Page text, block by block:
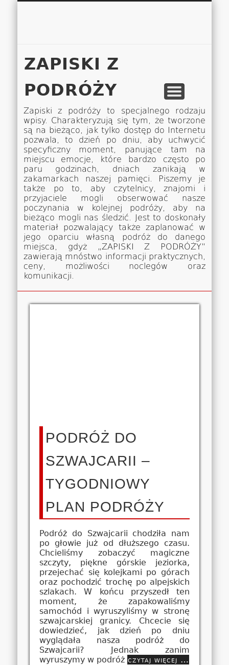
O NAS
EUROPA A-M
EUROPA N-Z
AZJA
AFRYKA
AMERYKA
OCEANIA
MAPA
WSPÓŁPRACA
KONTAKT
ZAPISKI Z
PODRÓŻY
Zapiski z podróży to specjalnego rodzaju
wpisy. Charakteryzują się tym, że tworzone
są na bieżąco, jak tylko dostęp do Internetu
pozwala, to dzień po dniu, aby uchwycić
specyficzny moment, panujące tam na
miejscu emocje, które bardzo często po
paru godzinach, dniach zanikają w
zakamarkach naszej pamięci. Piszemy je
także po to, aby czytelnicy, znajomi i
przyjaciele mogli obserwować nasze
poczynania w kolejnej podróży, aby na
bieżąco mogli nas śledzić. Jest to doskonały
materiał pozwalający także zaplanować w
jego oparciu własną podróż do danego
miejsca, gdyż „ZAPISKI Z PODRÓŻY”
zawierają mnóstwo informacji praktycznych,
ceny, możliwości noclegów oraz
komunikacji.
PODRÓŻ DO
SZWAJCARII –
TYGODNIOWY
PLAN PODRÓŻY
Podróż do Szwajcarii chodziła nam
po głowie już od dłuższego czasu.
Chcieliśmy zobaczyć magiczne
szczyty, piękne górskie jeziorka,
przejechać się kolejkami po górach
oraz pochodzić trochę po alpejskich
szlakach. W końcu przyszedł ten
moment, że zapakowaliśmy
samochód i wyruszyliśmy w stronę
szwajcarskiej granicy. Chcecie się
dowiedzieć, jak dzień po dniu
wyglądała nasza podróż do
Szwajcarii? Jednak zanim
wyruszymy w podróż czytaj więcej …